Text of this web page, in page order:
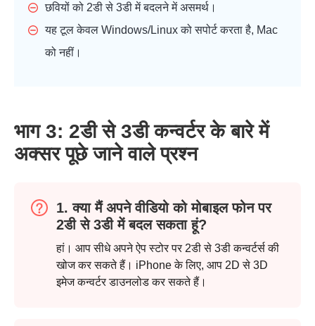
छवियों को 2डी से 3डी में बदलने में असमर्थ।
यह टूल केवल Windows/Linux को सपोर्ट करता है, Mac
को नहीं।
भाग 3: 2डी से 3डी कन्वर्टर के बारे में
अक्सर पूछे जाने वाले प्रश्न
1. क्या मैं अपने वीडियो को मोबाइल फोन पर
2डी से 3डी में बदल सकता हूं?
हां। आप सीधे अपने ऐप स्टोर पर 2डी से 3डी कन्वर्टर्स की
खोज कर सकते हैं। iPhone के लिए, आप 2D से 3D
इमेज कन्वर्टर डाउनलोड कर सकते हैं।